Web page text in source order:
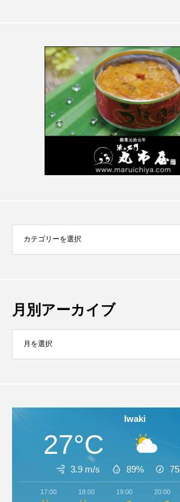
月別アーカイブ
ブ
Iwaki
27°C
3.9 m/s 89%
17:00 18:00 19:00 20:00